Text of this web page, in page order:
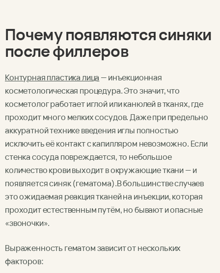
Почему появляютсясиняки
после филлеров
Контурная пластика лица — инъекционная
косметологическая процедура. Это значит, что
косметолог работает иглой или канюлей в тканях, где
проходит много мелких сосудов. Даже при предельно
аккуратной технике введения иглы полностью
исключить её контакт с капилляром невозможно. Если
стенка сосуда повреждается, то небольшое
количество крови выходит в окружающие ткани — и
появляется синяк (гематома).В большинстве случаев
это ожидаемая реакция тканей на инъекции, которая
проходит естественным путём, но бывают и опасные
«звоночки».
Выраженность гематом зависит от нескольких
факторов: